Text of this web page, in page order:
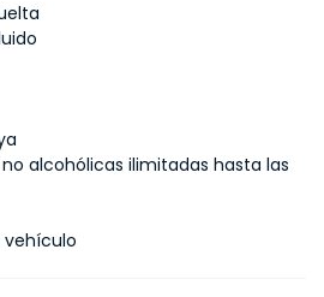
alcohólicas ilimitadas hasta las
vehículo